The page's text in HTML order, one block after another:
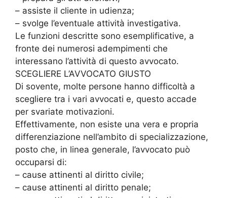
– assiste il cliente in udienza;
– svolge l’eventuale attività investigativa.
Le funzioni descritte sono esemplificative, a
fronte dei numerosi adempimenti che
interessano l’attività di questo avvocato.
SCEGLIERE L’AVVOCATO GIUSTO
Di sovente, molte persone hanno difficoltà a
scegliere tra i vari avvocati e, questo accade
per svariate motivazioni.
Effettivamente, non esiste una vera e propria
differenziazione nell’ambito di specializzazione,
posto che, in linea generale, l’avvocato può
occuparsi di:
– cause attinenti al diritto civile;
– cause attinenti al diritto penale;